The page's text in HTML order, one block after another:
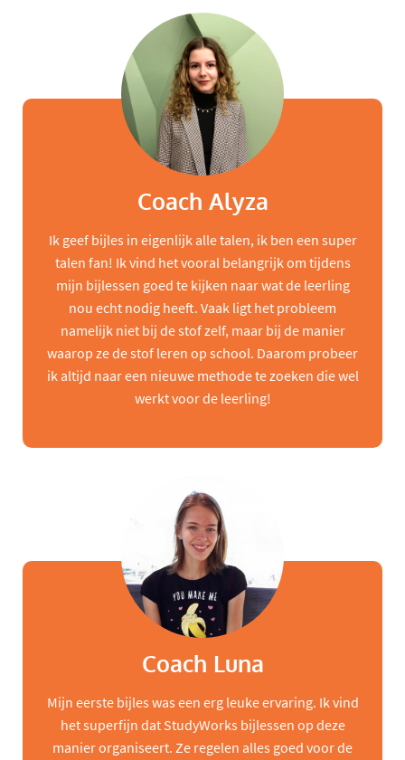
Coach Alyza
Ik geef bijles in eigenlijk alle talen, ik ben een super
talen fan! Ik vind het vooral belangrijk om tijdens
mijn bijlessen goed te kijken naar wat de leerling
nou echt nodig heeft. Vaak ligt het probleem
namelijk niet bij de stof zelf, maar bij de manier
waarop ze de stof leren op school. Daarom probeer
ik altijd naar een nieuwe methode te zoeken die wel
werkt voor de leerling!
Coach Luna
Mijn eerste bijles was een erg leuke ervaring. Ik vind
het superfijn dat StudyWorks bijlessen op deze
manier organiseert. Ze regelen alles goed voor de